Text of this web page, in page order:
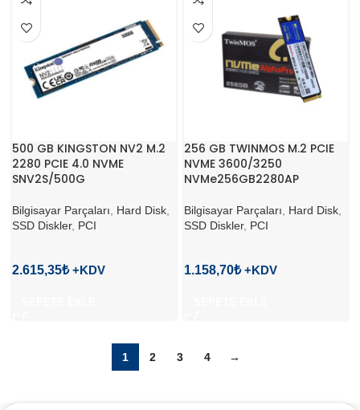
500 GB KINGSTON NV2 M.2
2280 PCIE 4.0 NVME
SNV2S/500G
Bilgisayar Parçaları Hard Disk
SSD Diskler, PCI
2.615,35₺
256 GB TWINMOS M.2 PCIE
NVME 3600/3250
NVMe256GB2280AP
Bilgisayar Parçaları Hard Disk
SSD Diskler, PCI
1.158,70₺
1 2 3 4 →